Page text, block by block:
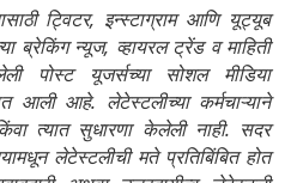
ट्विटर, इन्स्टाग्राम आणि यूट्यूब
ब्रेकिंग न्यूज, व्हायरल ट्रेंड व माहिती
पोस्ट यूजर्सच्या सोशल मीडिया
आहे. लेटेस्टलीच्या कर्मचाऱ्याने
त्यात सुधारणा केलेली नाही. सदर
लेटेस्टलीची मते प्रतिबिंबित होत